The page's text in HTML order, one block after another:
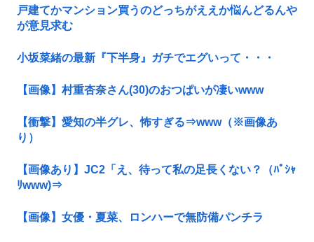
戸建てかマンション買うのどっちがええか悩んどるんや
が意見求む
小坂菜緒の最新『下半身』ガチでエグいって・・・
【画像】村重杏奈さん(30)のおつぱいが凄いwww
【衝撃】愛知の半グレ、怖すぎる⇒www（※画像あ
り）
【画像あり】JC2「え、待って私の足長くない？（ﾊﾟｼｬ
ﾘwww)⇒
【画像】女優・夏菜、ロンハーで無防備パンチラ